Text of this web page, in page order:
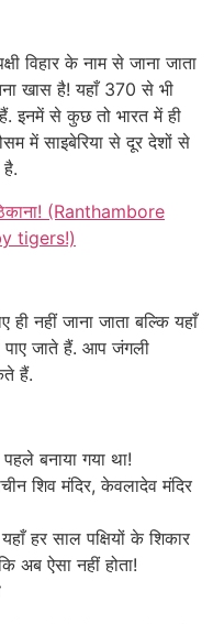
विहार के नाम से जाना जाता
खास है! यहाँ 370 से भी
हैं. इनमें से कुछ तो भारत में ही
में साइबेरिया से दूर देशों से
ठिकाना! (Ranthambore
tigers!)
ही नहीं जाना जाता बल्कि यहाँ
पाए जाते हैं. आप जंगली
हैं.
बनाया गया था!
शिव मंदिर, केवलादेव मंदिर
हर साल पक्षियों के शिकार
अब ऐसा नहीं होता!